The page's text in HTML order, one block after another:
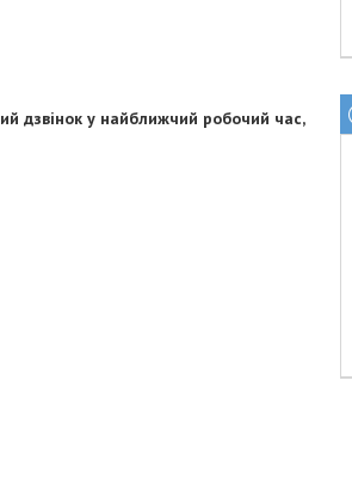
дзвінок у найближчий робочий час,